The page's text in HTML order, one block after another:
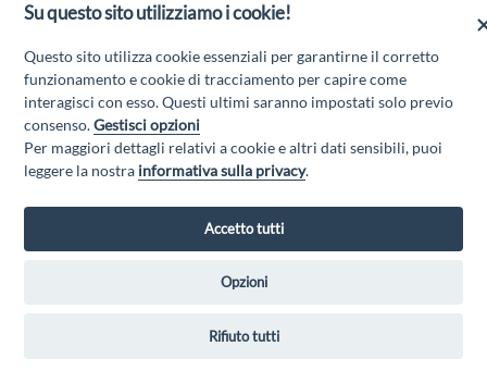
01351360662 - Email:gal@marsica.it- PEC:galterreaquilane@pec.it
Privacy Policy|
Su questo sito utilizziamo i cookie!
Questo sito utilizza cookie essenziali per garantirne il corretto
funzionamento e cookie di tracciamento per capire come
interagisci con esso. Questi ultimi saranno impostati solo previo
consenso.Gestisci opzioni
Per maggiori dettagli relativi a cookie e altri dati sensibili, puoi
leggere la nostra informativa sulla privacy.
Accetto tutti
Opzioni
Rifiuto tutti